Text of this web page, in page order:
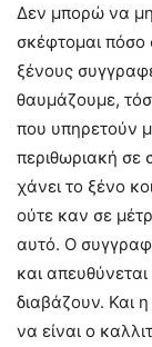
Δεν μπορώ να
σκέφτομαι πόσο
ξένους
θαυμάζουμε,
που υπηρετούν
περιθωριακή σε
χάνει το ξένο
ούτε καν σε
αυτό. Ο
και
διαβάζουν. Και
να είναι ο